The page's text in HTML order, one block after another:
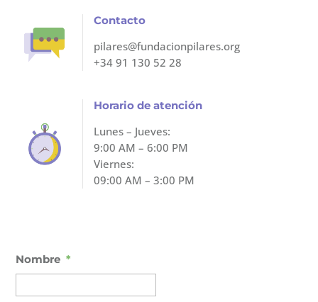
Contacto
pilares@fundacionpilares.org
+34 91 130 52 28
Horario de atención
Lunes – Jueves:
9:00 AM – 6:00 PM
Viernes:
09:00 AM – 3:00 PM
Nombre *